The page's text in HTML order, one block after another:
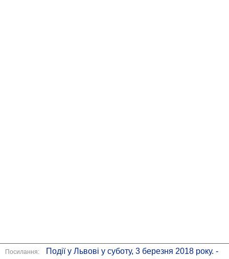
Посилання:
Події у Львові у суботу, 3 березня 2018 року. -